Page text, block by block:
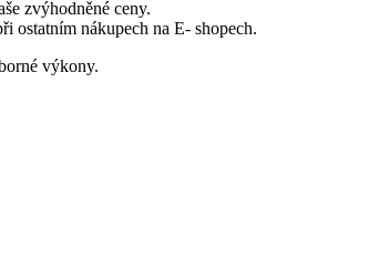
zvýhodněné ceny.
ostatním nákupech na E- shopech.
výkony.